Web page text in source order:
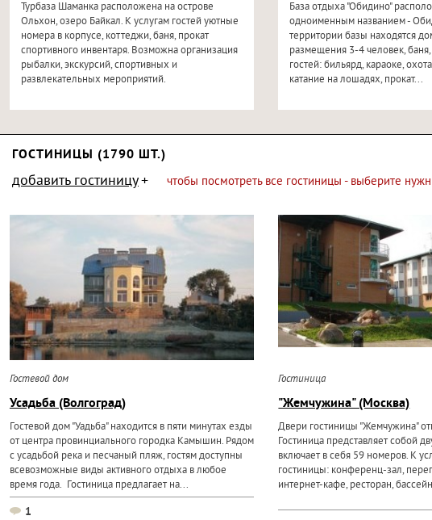
Турбаза Шаманка расположена на острове
Ольхон, озеро Байкал. К услугам гостей уютные
номера в корпусе, коттеджи, баня, прокат
спортивного инвентаря. Возможна организация
рыбалки, экскурсий, спортивных и
развлекательных мероприятий.
База отдыха "Обидино"
одноименным названием -
территории базы находятся
размещения 3-4 человек,
гостей: бильярд, караоке,
катание на лошадях, прокат...
ГОСТИНИЦЫ (1790 ШТ.)
добавить гостиницу чтобы посмотреть все гостиницы - выберите
Гостевой дом
Усадьба (Волгоград)
Гостевой дом "Уадьба" находится в пяти минутах езды
от центра провинциального городка Камышин. Рядом
с усадьбой река и песчаный пляж, гостям доступны
всевозможные виды активного отдыха в любое
время года. Гостиница предлагает на...
1
Гостиница
"Жемчужина" (Москва)
Двери гостиницы "Жемчужина"
Гостиница представляет собой
включает в себя 59 номеров. К
гостиницы: конференц-зал,
интернет-кафе, ресторан,